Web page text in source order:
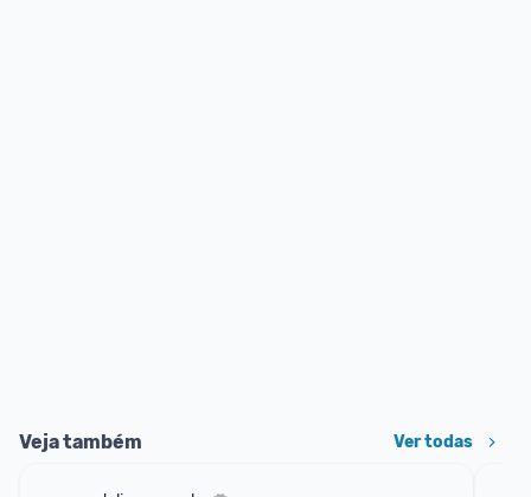
Veja também Ver todas